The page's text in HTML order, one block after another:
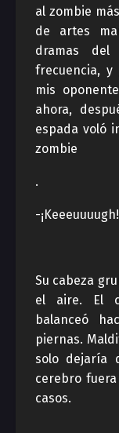
al zombie
de artes
dramas del
frecuencia,
mis
ahora,
espada voló
zombie
.
-¡Keeeuuuugh!
Su cabeza
el aire. El
balanceó
piernas.
solo dejaría
cerebro
casos.